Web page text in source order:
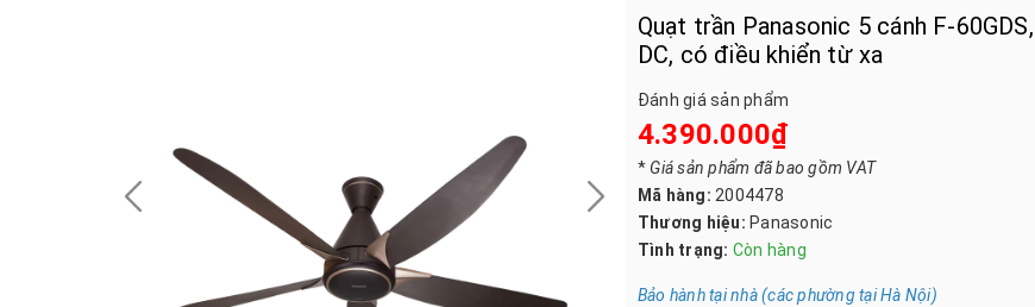
Quạt trần Panasonic 5 cánh F-
DC, có điều khiển từ xa
Đánh giá sản phẩm
4.390.000₫
*Giá sản phẩm đã bao gồm VAT
Mã hàng: 2004478
Thương hiệu: Panasonic
Tình trạng: Còn hàng
Bảo hành tại nhà (các phường tại Hà Nội)